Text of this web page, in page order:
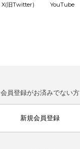
X(旧Twitter) YouTube
会員登録がお済みでない方
新規会員登録